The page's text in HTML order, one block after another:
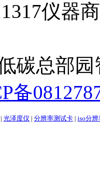
仪器
总部园智
备
| 光泽度仪 | 分辨率测试卡 | iso分